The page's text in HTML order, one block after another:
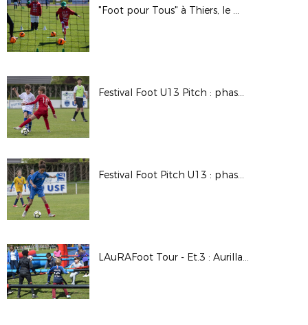
"Foot pour Tous" à Thiers, le mercredi 15 mai 2019
Festival Foot U13 Pitch : phase régionale masculine à Feurs
Festival Foot Pitch U13 : phase régionale féminine à Feurs
LAuRAFoot Tour - Et.3 : Aurillac (Cantal)